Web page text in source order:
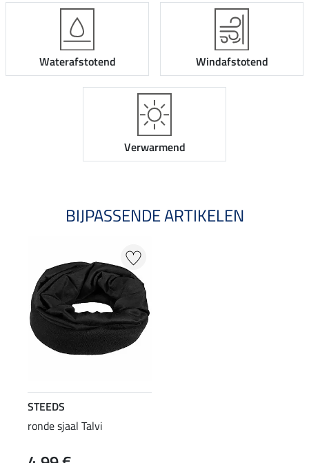
Waterafstotend Windafstotend
Verwarmend
BIJPASSENDE ARTIKELEN
STEEDS
ronde sjaal Talvi